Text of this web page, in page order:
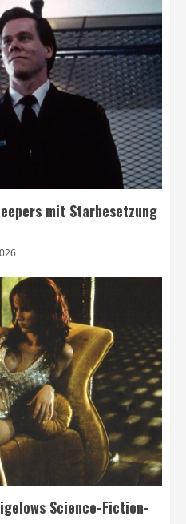
mit Starbesetzung
Science-Fiction-